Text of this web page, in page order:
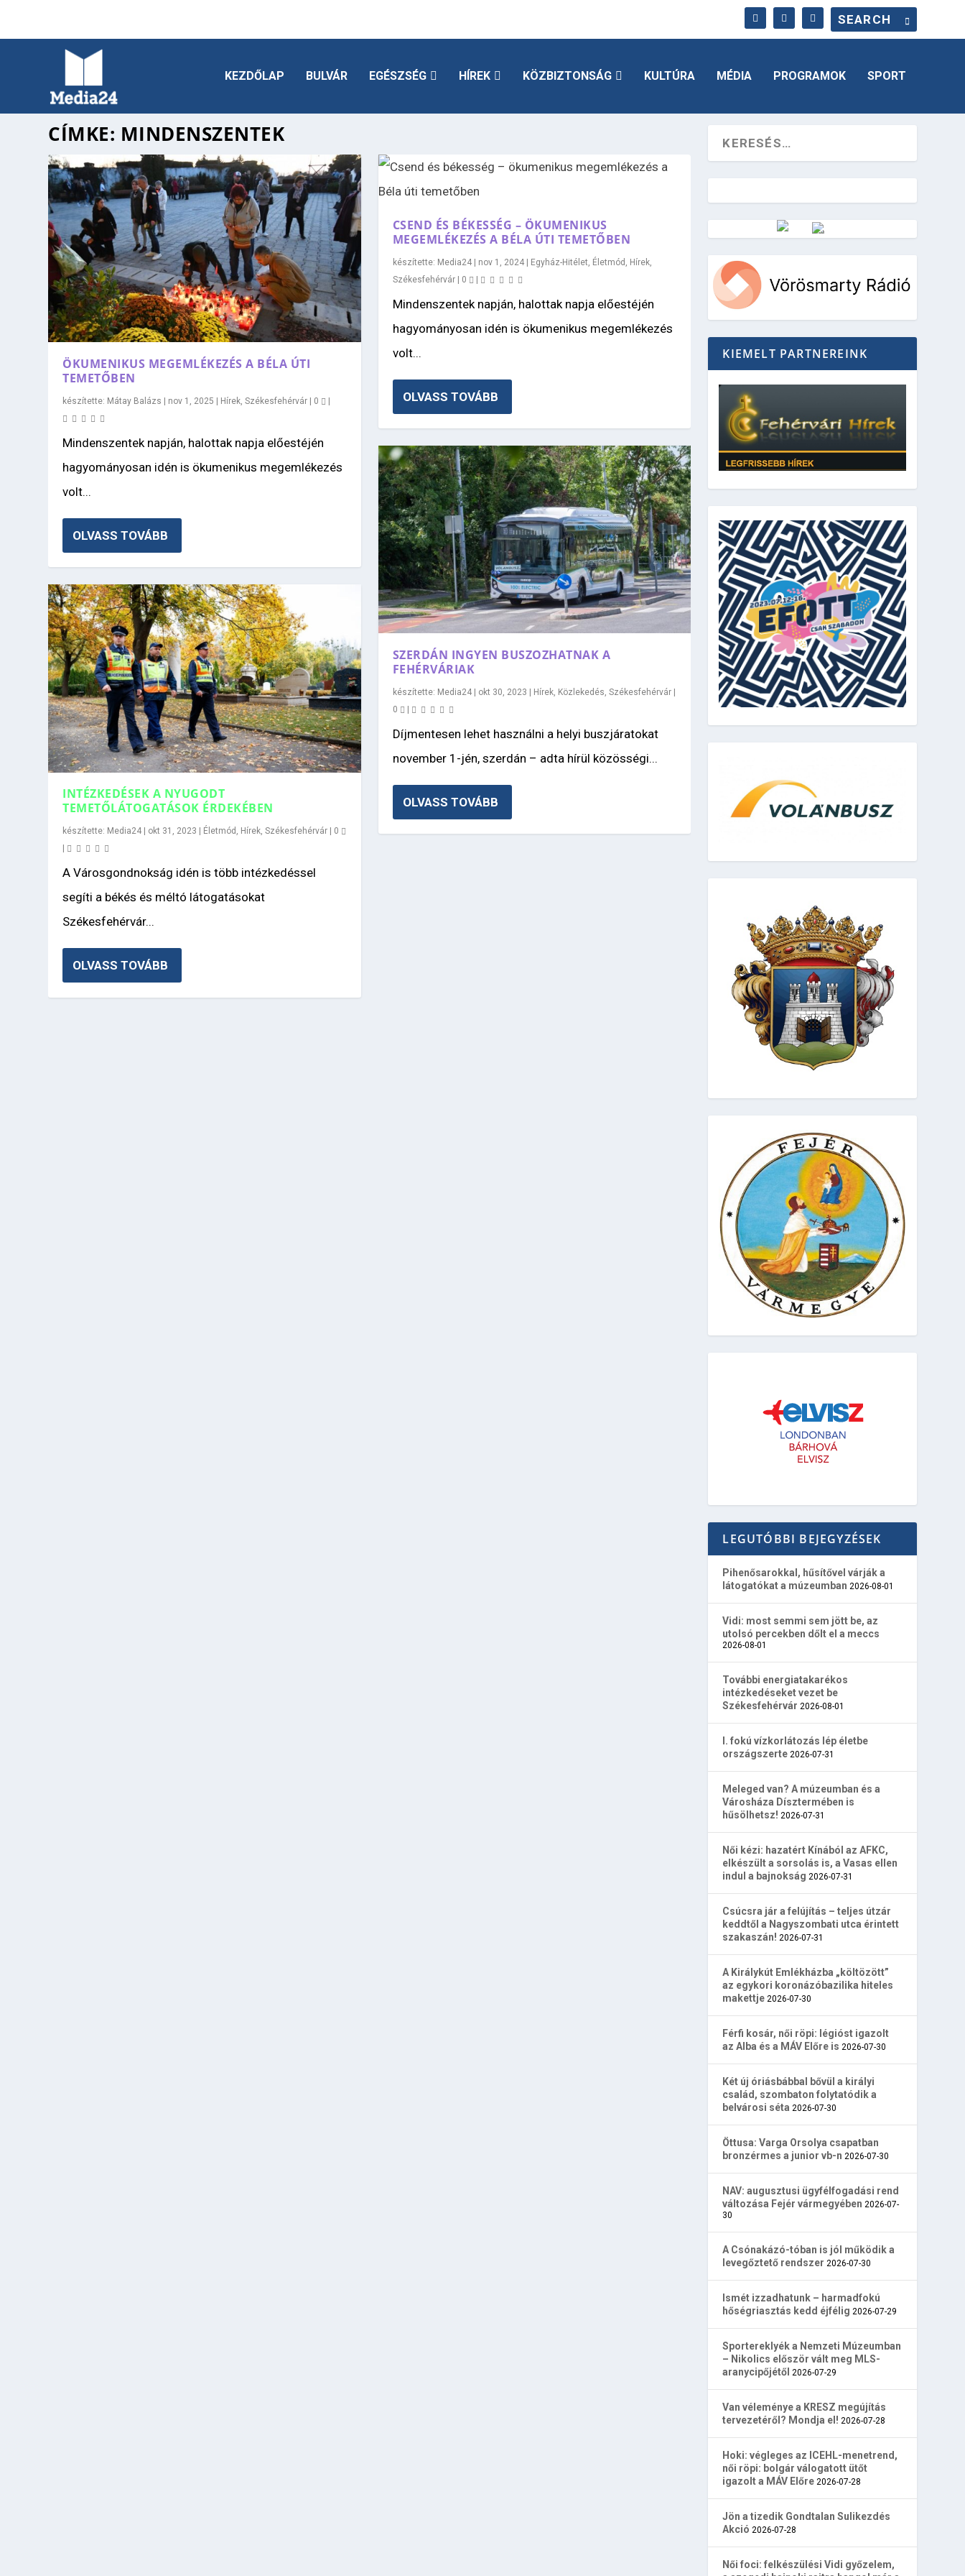
KEZDŐLAP BULVÁR EGÉSZSÉG HÍREK KÖZBIZTONSÁG KULTÚRA MÉDIA PROGRAMOK SPORT
CÍMKE: MINDENSZENTEK
ÖKUMENIKUS MEGEMLÉKEZÉS A BÉLA ÚTI
TEMETŐBEN
készítette: Mátay Balázs nov 1, 2025 Hírek,Székesfehérvár 0
Mindenszentek napján, halottak napja előestéjén
hagyományosan idén is ökumenikus megemlékezés
volt...
OLVASS TOVÁBB
INTÉZKEDÉSEK A NYUGODT
TEMETŐLÁTOGATÁSOK ÉRDEKÉBEN
készítette: Media24 okt 31, 2023 Életmód , Hírek,Székesfehérvár
0
A Városgondnokság idén is több intézkedéssel
segíti a békés és méltó látogatásokat
Székesfehérvár...
OLVASS TOVÁBB
CSEND ÉS BÉKESSÉG – ÖKUMENIKUS
MEGEMLÉKEZÉS A BÉLA ÚTI TEMETŐBEN
készítette: Media24| nov 1, 2024| Egyház-Hitélet, Életmód , Hírek,
Székesfehérvár| 0
Mindenszentek napján, halottak napja előestéjén
hagyományosan idén is ökumenikus megemlékezés
volt...
OLVASS TOVÁBB
SZERDÁN INGYEN BUSZOZHATNAK A
FEHÉRVÁRIAK
készítette: Media24| okt 30, 2023 Hírek, Közlekedés, Székesfehérvár|
0
Díjmentesen lehet használni a helyi buszjáratokat
november 1-jén, szerdán – adta hírül közösségi...
OLVASS TOVÁBB
Vörösmarty Rádió
KIEMELT PARTNEREINK
LEGUTÓBBI BEJEGYZÉSEK
Pihenősarokkal, hűsítővel várják a
látogatókat a múzeumban 2026-08-01
Vidi: most semmi sem jött be, az
utolsó percekben dőlt el a meccs
2026-08-01
További energiatakarékos
intézkedéseket vezet be
Székesfehérvár 2026-08-01
I. fokú vízkorlátozás lép életbe
országszerte 2026-07-31
Meleged van? A múzeumban és a
Városháza Dísztermében is
hűsölhetsz! 2026-07-31
Női kézi: hazatért Kínából az AFKC,
elkészült a sorsolás is, a Vasas ellen
indul a bajnokság 2026-07-31
Csúcsra jár a felújítás – teljes útzár
keddtől a Nagyszombati utca érintett
szakaszán! 2026-07-31
A Királykút Emlékházba „költözött”
az egykori koronázóbazilika hiteles
makettje 2026-07-30
Férfi kosár, női röpi: légióst igazolt
az Alba és a MÁV Előre is 2026-07-30
Két új óriásbábbal bővül a királyi
család, szombaton folytatódik a
belvárosi séta 2026-07-30
Öttusa: Varga Orsolya csapatban
bronzérmes a junior vb-n 2026-07-30
NAV: augusztusi ügyfélfogadási rend
változása Fejér vármegyében 2026-07-
30
A Csónakázó-tóban is jól működik a
levegőztető rendszer 2026-07-30
Ismét izzadhatunk – harmadfokú
hőségriasztás kedd éjfélig 2026-07-29
Sportereklyék a Nemzeti Múzeumban
– Nikolics először vált meg MLS-
aranycipőjétől 2026-07-29
Van véleménye a KRESZ megújítás
tervezetéről? Mondja el! 2026-07-28
Hoki: végleges az ICEHL-menetrend,
női röpi: bolgár válogatott ütőt
igazolt a MÁV Előre 2026-07-28
Jön a tizedik Gondtalan Sulikezdés
Akció 2026-07-28
Női foci: felkészülési Vidi győzelem,